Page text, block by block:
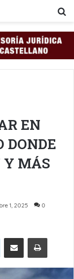
EN
DONDE
Y MÁS
1, 2025 0
TelegramCompartir por Email Imprimir